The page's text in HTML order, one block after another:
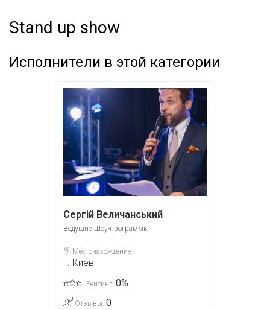
Stand up show
Исполнители в этой категории
Сергій Величанський
Ведущие Шоу-программы
Местонахождение:
г. Киев
Рейтинг: 0%
Отзывы: 0